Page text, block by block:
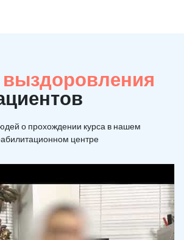
выздоровления
о прохождении курса в нашем
центре